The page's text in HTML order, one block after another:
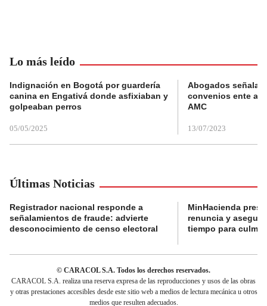
Lo más leído
Indignación en Bogotá por guardería
canina en Engativá donde asfixiaban y
golpeaban perros
05/05/2025
Abogados
convenios ente
AMC
13/07/2023
Últimas Noticias
Registrador nacional responde a
señalamientos de fraude: advierte
desconocimiento de censo electoral
MinHacienda
renuncia y
tiempo para
© CARACOL S.A. Todos los derechos reservados.
CARACOL S.A. realiza una reserva expresa de las reproducciones y usos de las obras
y otras prestaciones accesibles desde este sitio web a medios de lectura mecánica u otros
medios que resulten adecuados.